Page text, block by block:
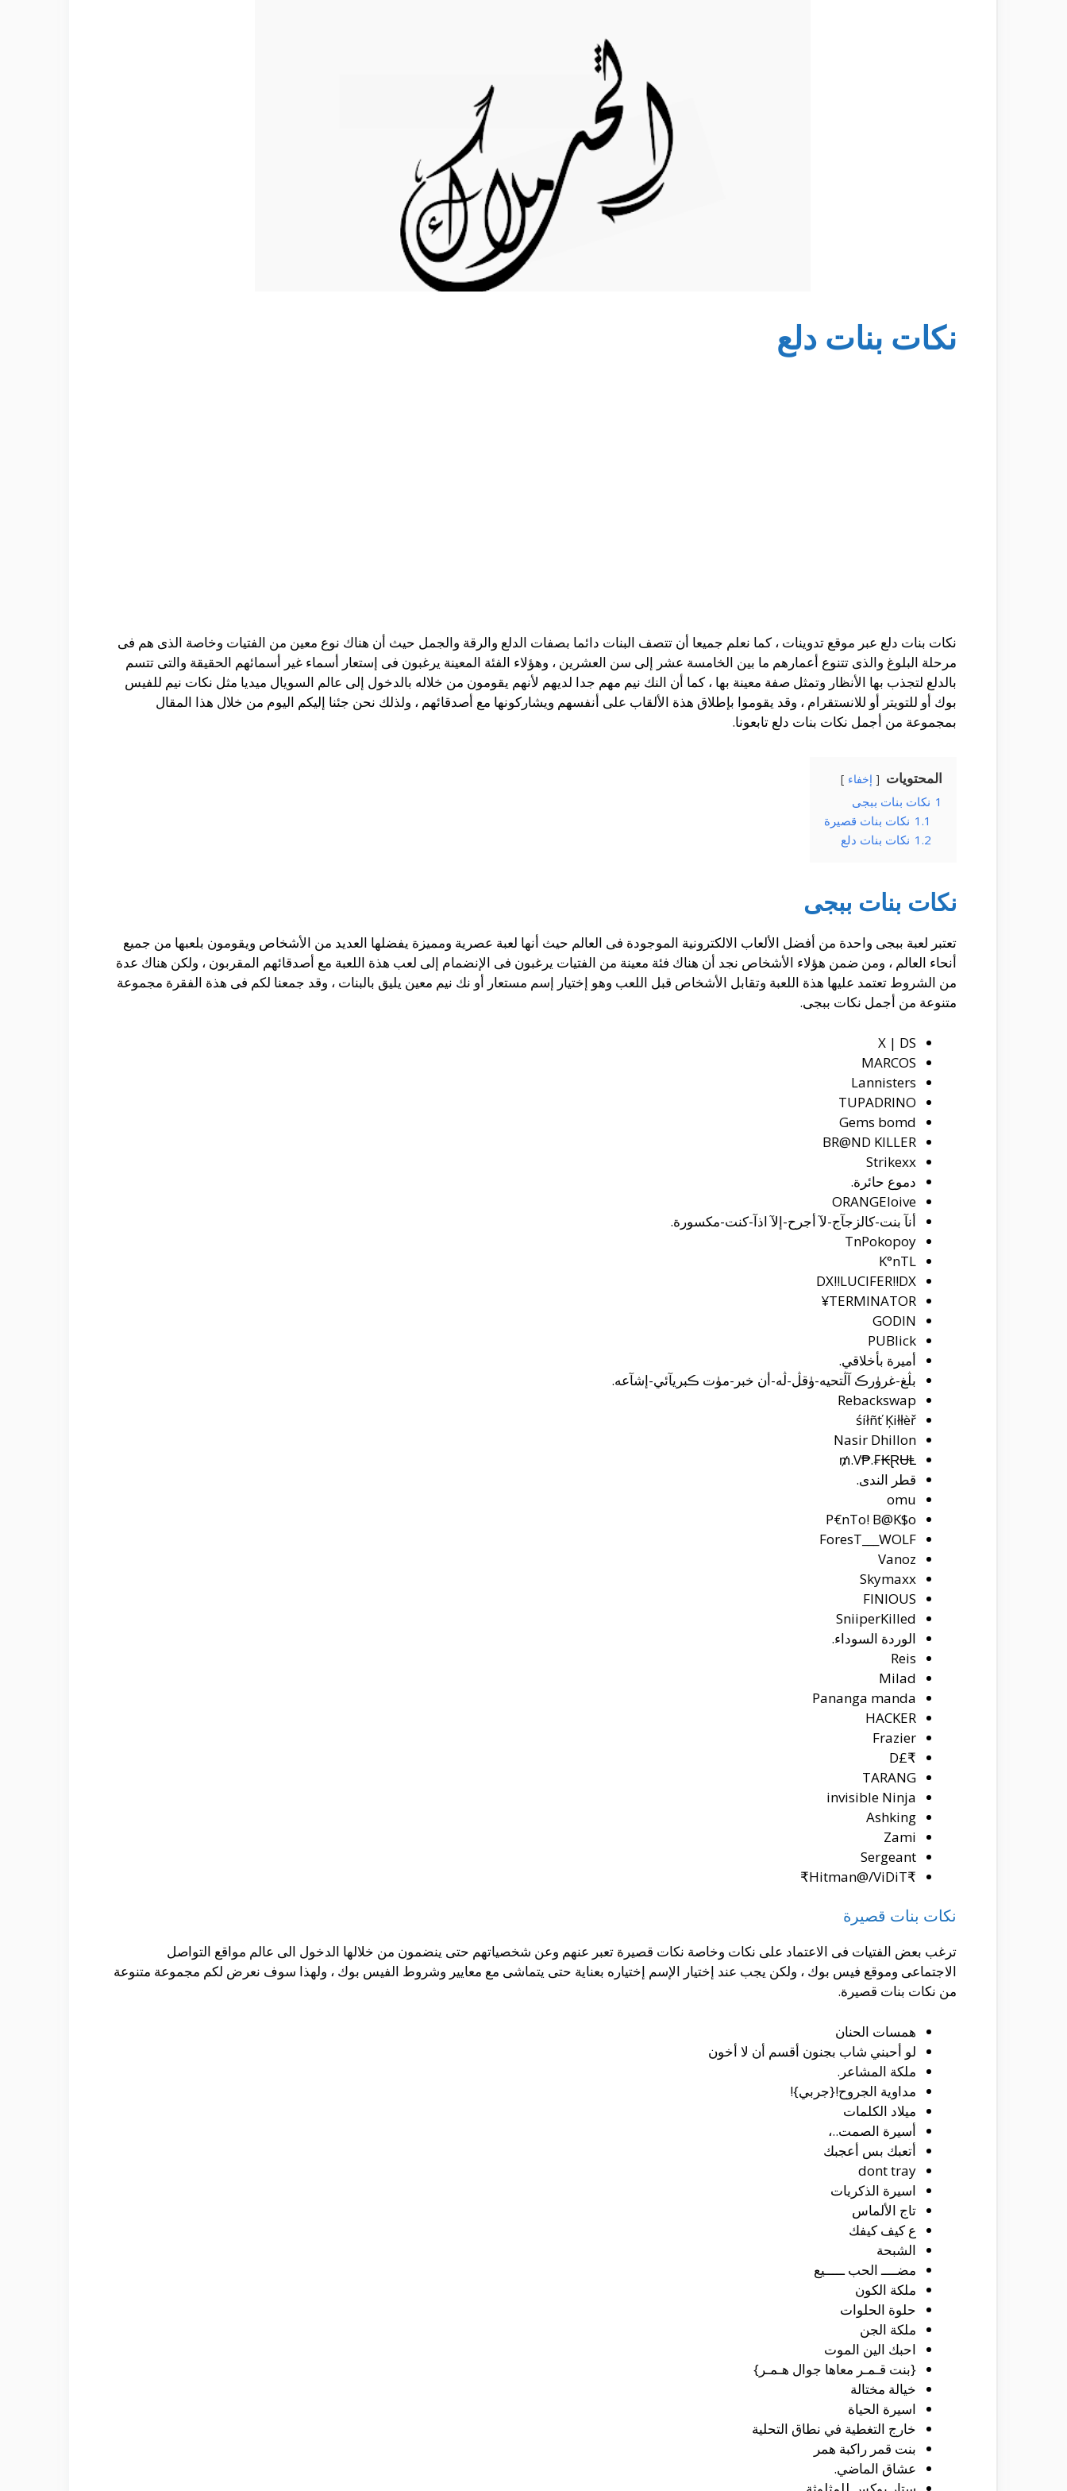
نكات بنات دلع
نكات بنات دلع عبر موقع تدوينات ، كما نعلم جميعا أن تتصف البنات دائما بصفات الدلع والرقة والجمل حيث أن هناك نوع معين من الفتيات وخاصة الذى هم فى
مرحلة البلوغ والذى تتنوع أعمارهم ما بين الخامسة عشر إلى سن العشرين ، وهؤلاء الفئة المعينة يرغبون فى إستعار أسماء غير أسمائهم الحقيقة والتى تتسم
بالدلع لتجذب بها الأنظار وتمثل صفة معينة بها ، كما أن النك نيم مهم جدا لديهم لأنهم يقومون من خلاله بالدخول إلى عالم السويال ميديا مثل نكات نيم للفيس
بوك أو للتويتر أو للانستقرام ، وقد يقوموا بإطلاق هذة الألقاب على أنفسهم ويشاركونها مع أصدقائهم ، ولذلك نحن جئنا إليكم اليوم من خلال هذا المقال
بمجموعة من أجمل نكات بنات دلع تابعونا.
المحتويات إخفاء
1 نكات بنات ببجى
1.1 نكات بنات قصيرة
1.2 نكات بنات دلع
نكات بنات ببجى
تعتبر لعبة ببجى واحدة من أفضل الألعاب الالكترونية الموجودة فى العالم حيث أنها لعبة عصرية ومميزة يفضلها العديد من الأشخاص ويقومون بلعبها من جميع
أنحاء العالم ، ومن ضمن هؤلاء الأشخاص نجد أن هناك فئة معينة من الفتيات يرغبون فى الإنضمام إلى لعب هذة اللعبة مع أصدقائهم المقربون ، ولكن هناك عدة
من الشروط تعتمد عليها هذة اللعبة وتقابل الأشخاص قبل اللعب وهو إختيار إسم مستعار أو نك نيم معين يليق بالبنات ، وقد جمعنا لكم فى هذة الفقرة مجموعة
متنوعة من أجمل نكات ببجى.
X | DS
MARCOS
Lannisters
TUPADRINO
Gems bomd
BR@ND KILLER
Strikexx
دموع حائرة.
ORANGEloive
أنآ بنت-كالزجآج-لآ أجرح-إلآ اذآ-كنت-مكسورة.
TnPokopoy
K°nTL
DX!!LUCIFER!!DX
TERMINATOR¥
GODIN
PUBlick
أميرة بأخلاقي.
بڷغ-غرۈرڪ آڷتحيه-ۈقڷ-ڷه-أن خبر-مۈت ڪبريآئي-إشآعه.
Rebackswap
śíłñť Ķiłłèř
Nasir Dhillon
V₱.₣₭ⱤɄⱠ.₥
قطر الندى.
omu
P€nTo! B@K$o
ForesT___WOLF
Vanoz
Skymaxx
FINIOUS
SniiperKilled
الوردة السوداء.
Reis
Milad
Pananga manda
HACKER
Frazier
₹£D
TARANG
invisible Ninja
Ashking
Zami
Sergeant
₹Hitman@/ViDiT₹
نكات بنات قصيرة
ترغب بعض الفتيات فى الاعتماد على نكات وخاصة نكات قصيرة تعبر عنهم وعن شخصياتهم حتى ينضمون من خلالها الدخول الى عالم مواقع التواصل
الاجتماعى وموقع فيس بوك ، ولكن يجب عند إختيار الإسم إختياره بعناية حتى يتماشى مع معايير وشروط الفيس بوك ، ولهذا سوف نعرض لكم مجموعة متنوعة
من نكات بنات قصيرة.
همسات الحنان
لو أحبني شاب بجنون أقسم أن لا أخون
ملكة المشاعر.
مداوية الجروح!{جربي}!
ميلاد الكلمات
أسيرة الصمت..،
أتعبك بس أعجبك
dont tray
اسيرة الذكريات
تاج الألماس
ع كيف كيفك
الشبحة
مضــــ الحب ـــــيع
ملكة الكون
حلوة الحلوات
ملكة الجن
‏احبك الين الموت
{بنت قـمـر معاها جوال هـمـر}
خيالة مختالة
اسيرة الحياة
خارج التغطية في نطاق التحلية
بنت قمر راكبة همر
عشاق الماضي.